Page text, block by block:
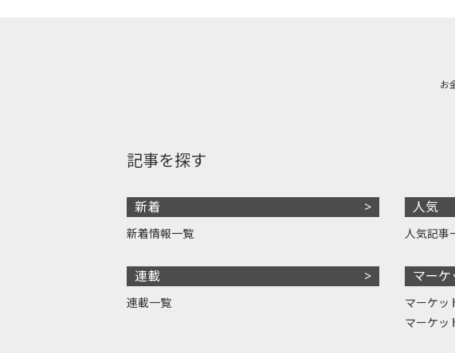
お
記事を探す
新着
新着情報一覧
連載
連載一覧
人気
人気記事
マーケ
マーケッ
マーケッ